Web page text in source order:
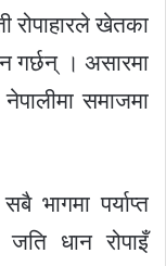
रोपाहारले खेतका
गर्छन् । असारमा
समाजमा
भागमा पर्याप्त
जति धान रोपाइँ